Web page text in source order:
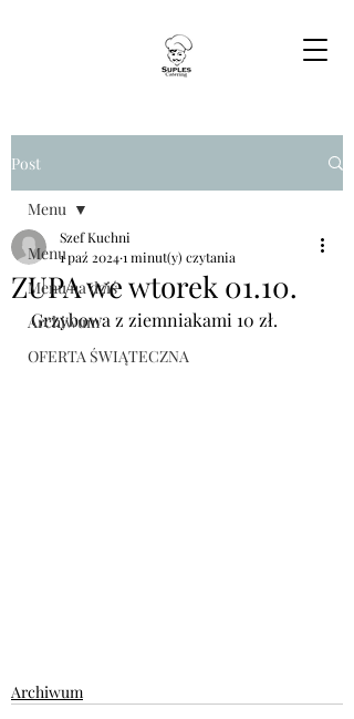
Post
Menu
Menu na dziś
Archiwum
OFERTA ŚWIĄTECZNA
Menu
ZUPA we wtorek 01.10.
Szef Kuchni
1 paź 20241 minut(y) czytania
Grzybowa z ziemniakami 10 zł.
Archiwum